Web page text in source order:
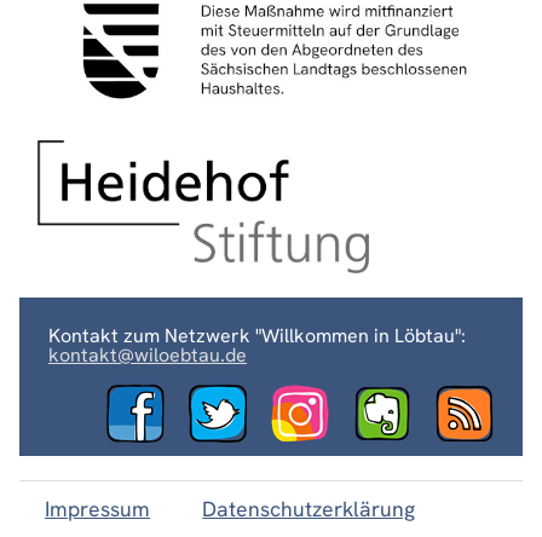
Kontakt zum Netzwerk "Willkommen in Löbtau":
kontakt@wiloebtau.de
Impressum Datenschutzerklärung